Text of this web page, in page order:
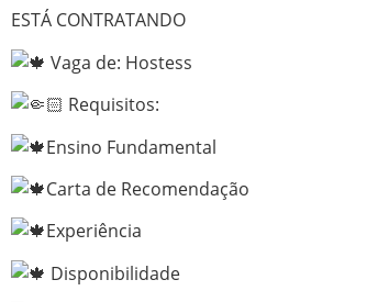
ESTÁ CONTRATANDO
Vaga de: Hostess
Requisitos:
Ensino Fundamental
Carta de Recomendação
Experiência
Disponibilidade